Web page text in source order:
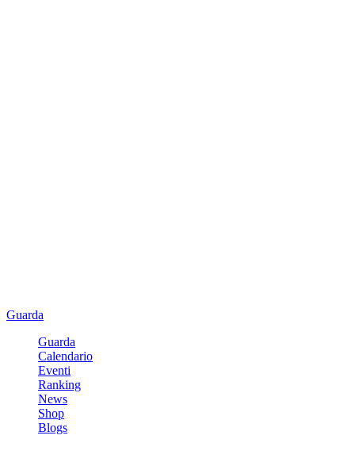
Guarda
Guarda
Calendario
Eventi
Ranking
News
Shop
Blogs